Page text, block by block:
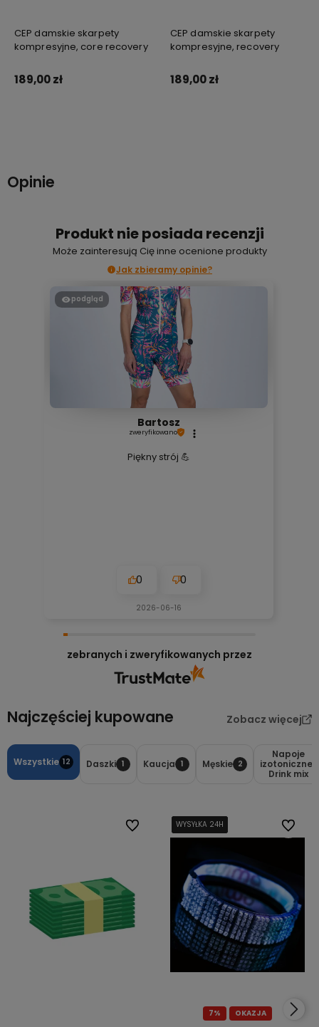
CEP damskie skarpety
kompresyjne, core recovery
189,00 zł
CEP damskie skarpety
kompresyjne, recovery
189,00 zł
Opinie
Produkt nie posiada recenzji
Może zainteresują Cię inne ocenione produkty
Jak zbieramy opinie?
podgląd
Bartosz
zweryfikowano
Piękny strój 💪
0 0
2026-06-16
zebranych i zweryfikowanych przez
Najczęściej kupowane Zobacz więcej
Wszystkie 12 Daszki 1 Kaucja 1 Męskie 2
Napoje
izotoniczne/
Drink mix
Do ulubionych
7% OKAZJA
WYSYŁKA 24H
WYSYŁKA 24H
WYSYŁKA 24H
WYSYŁKA 24H Do